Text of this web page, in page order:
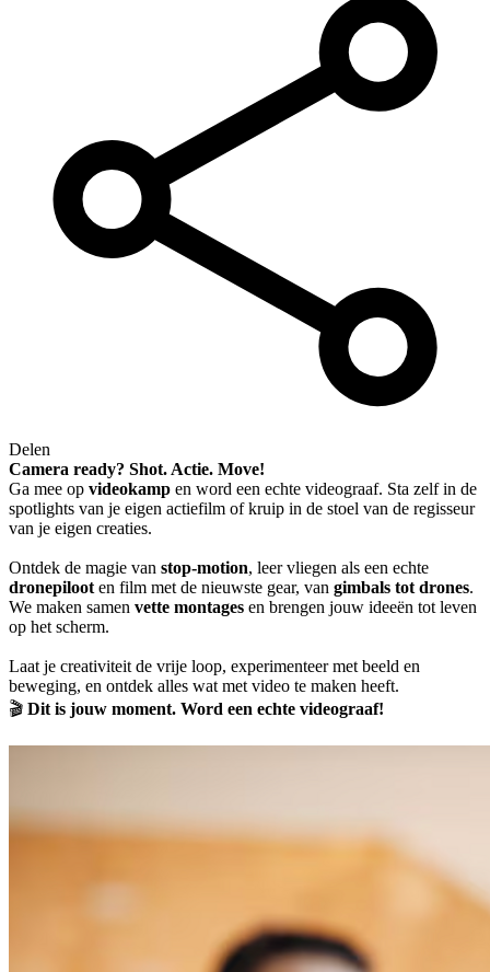
Delen
Camera ready? Shot. Actie. Move!
Ga mee op videokamp en word een echte videograaf. Sta zelf in de
spotlights van je eigen actiefilm of kruip in de stoel van de regisseur
van je eigen creaties.
Ontdek de magie van stop-motion, leer vliegen als een echte
dronepiloot en film met de nieuwste gear, van gimbals tot drones.
We maken samen vette montages en brengen jouw ideeën tot leven
op het scherm.
Laat je creativiteit de vrije loop, experimenteer met beeld en
beweging, en ontdek alles wat met video te maken heeft.
🎬 Dit is jouw moment. Word een echte videograaf!